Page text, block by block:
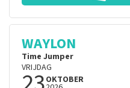
WAYLON
Time Jumper
VRIJDAG
OKTOBER